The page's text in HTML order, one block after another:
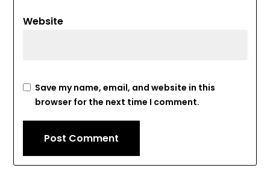
Website
Save my name, email, and website in this
browser for the next time I comment.